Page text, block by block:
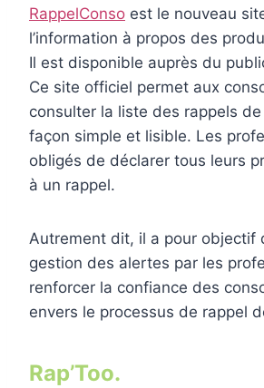
RappelConso est le nouveau
l’information à propos des
Il est disponible auprès du
Ce site officiel permet aux
consulter la liste des rappels de
façon simple et lisible. Les
obligés de déclarer tous leurs
à un rappel.
Autrement dit, il a pour objectif
gestion des alertes par les
renforcer la confiance des
envers le processus de rappel
Rap’Too.